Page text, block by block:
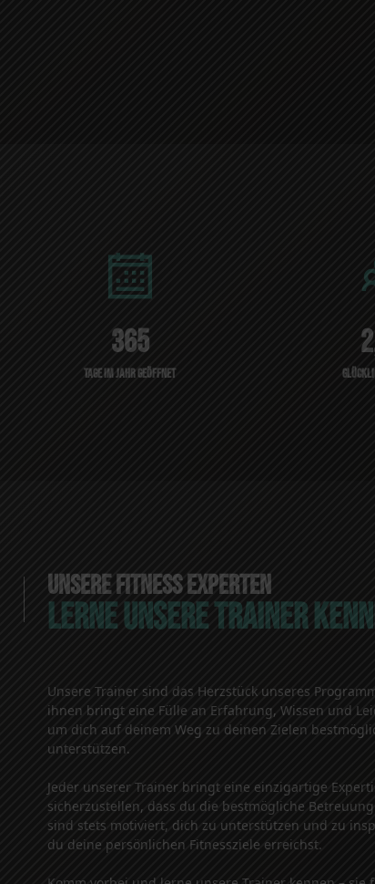
365
Tage im Jahr Geöffnet
UNSERE FITNESS EXPERTEN
LERNE UNSERE TRAINER
Unsere Trainer sind das Herzstück unseres
ihnen bringt eine Fülle an Erfahrung, Wissen und
um dich auf deinem Weg zu deinen Zielen
unterstützen.
Jeder unserer Trainer bringt eine einzigartige
sicherzustellen, dass du die bestmögliche
sind stets motiviert, dich zu unterstützen und zu
du deine persönlichen Fitnessziele erreichst.